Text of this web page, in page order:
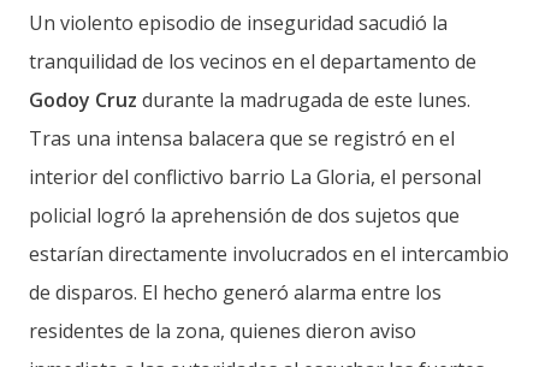
Un violento episodio de inseguridad sacudió la
tranquilidad de los vecinos en el departamento de
Godoy Cruz durante la madrugada de este lunes.
Tras una intensa balacera que se registró en el
interior del conflictivo barrio La Gloria, el personal
policial logró la aprehensión de dos sujetos que
estarían directamente involucrados en el intercambio
de disparos. El hecho generó alarma entre los
residentes de la zona, quienes dieron aviso